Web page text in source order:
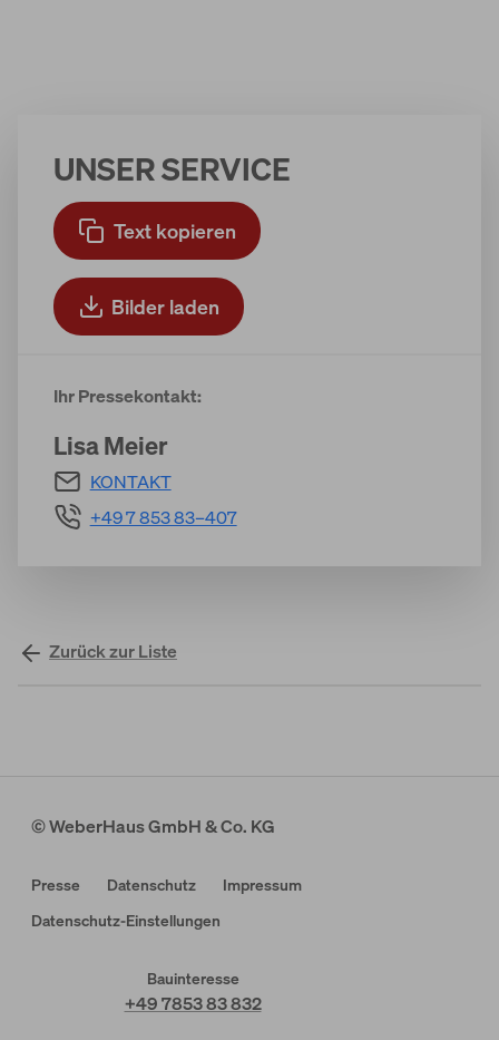
UNSER SERVICE
Text kopieren
Bilder laden
Ihr Pressekontakt:
Lisa Meier
KONTAKT
+49 7 853 83–407
Zurück zur Liste
© WeberHaus GmbH & Co. KG
Bauinteresse
+49 7853 83 832
Presse Datenschutz
Impressum
Datenschutz-Einstellungen